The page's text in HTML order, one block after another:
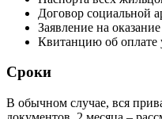
Договор социальной
Заявление на
Квитанцию об оплате
Сроки
В обычном случае, вся